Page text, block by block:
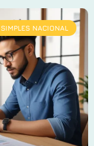
SIMPLES NACIONAL